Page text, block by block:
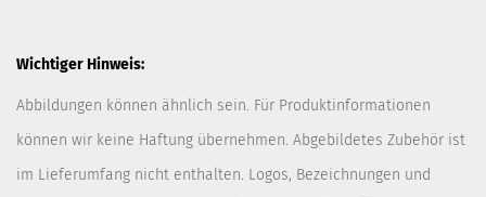
Wichtiger Hinweis:
Abbildungen können ähnlich sein. Für Produktinformationen
können wir keine Haftung übernehmen. Abgebildetes Zubehör ist
im Lieferumfang nicht enthalten. Logos, Bezeichnungen und